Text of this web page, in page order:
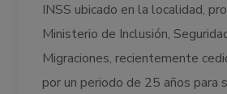
INSS ubicado en la localidad,
Ministerio de Inclusión,
Migraciones, recientemente
por un periodo de 25 años para